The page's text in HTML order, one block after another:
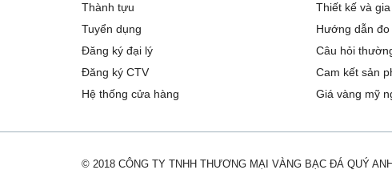
Thành tựu
Tuyển dụng
Đăng ký đại lý
Đăng ký CTV
Hệ thống cửa hàng
Thiết kế và
Hướng dẫn
Câu hỏi
Cam kết sản
Giá vàng mỹ
© 2018 CÔNG TY TNHH THƯƠNG MẠI VÀNG BẠC ĐÁ QUÝ